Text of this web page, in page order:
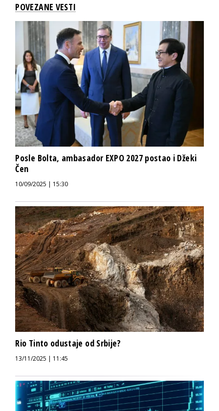
POVEZANE VESTI
Posle Bolta, ambasador EXPO 2027 postao i Džeki
Čen
10/09/2025 | 15:30
Rio Tinto odustaje od Srbije?
13/11/2025 | 11:45